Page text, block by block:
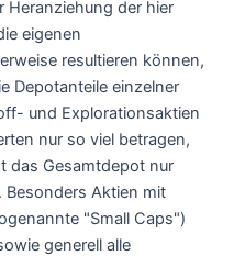
Heranziehung der hier
eigenen
resultieren können,
Depotanteile einzelner
und Explorationsaktien
nur so viel betragen,
das Gesamtdepot nur
Besonders Aktien mit
"Small Caps")
generell alle